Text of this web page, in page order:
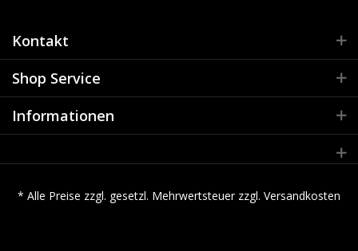
Kontakt
Shop Service
Informationen
* Alle Preise zzgl. gesetzl. Mehrwertsteuer zzgl. Versandkosten